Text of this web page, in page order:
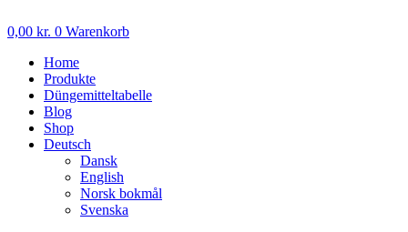
Inhalt
0,00 kr. 0 Warenkorb
Home
Produkte
Düngemitteltabelle
Blog
Shop
Deutsch
Dansk
English
Norsk bokmål
Svenska